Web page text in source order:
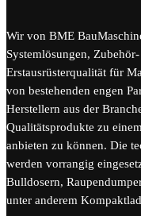
Wir von BME
Systemlösungen,
Erstausrüsterqualität für
von bestehenden engen
Herstellern aus der
Qualitätsprodukte zu
anbieten zu können. Die
werden vorrangig
Bulldosern,
unter anderem